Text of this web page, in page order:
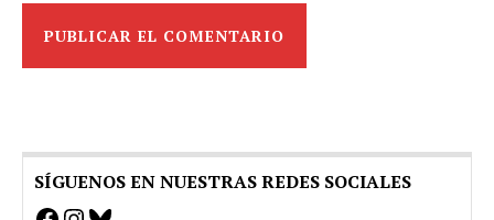
SÍGUENOS EN NUESTRAS REDES SOCIALES